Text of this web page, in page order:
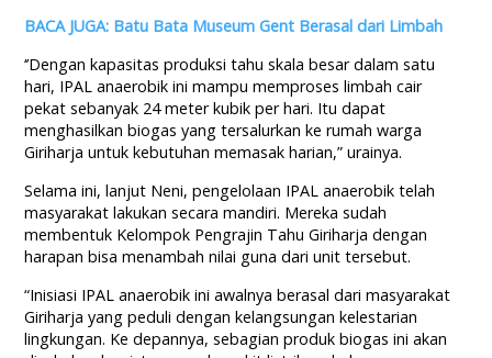
BACA JUGA: Batu Bata Museum Gent Berasal dari Limbah
‘’Dengan kapasitas produksi tahu skala besar dalam satu
hari, IPAL anaerobik ini mampu memproses limbah cair
pekat sebanyak 24 meter kubik per hari. Itu dapat
menghasilkan biogas yang tersalurkan ke rumah warga
Giriharja untuk kebutuhan memasak harian,” urainya.
Selama ini, lanjut Neni, pengelolaan IPAL anaerobik telah
masyarakat lakukan secara mandiri. Mereka sudah
membentuk Kelompok Pengrajin Tahu Giriharja dengan
harapan bisa menambah nilai guna dari unit tersebut.
“Inisiasi IPAL anaerobik ini awalnya berasal dari masyarakat
Giriharja yang peduli dengan kelangsungan kelestarian
lingkungan. Ke depannya, sebagian produk biogas ini akan